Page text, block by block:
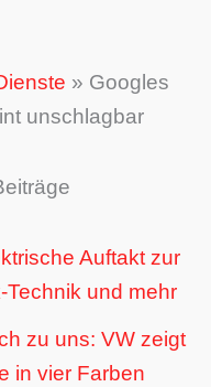
» Googles
unschlagbar
Auftakt zur
und mehr
zu uns: VW zeigt
in vier Farben